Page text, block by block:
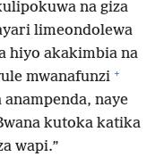
na giza
limeondolewa
hiyo akakimbia na
mwanafunzi +
naye
kutoka katika
wapi.”